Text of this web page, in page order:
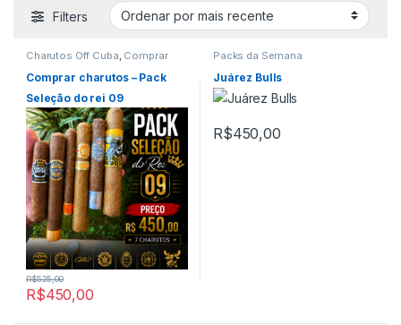
Filters
Charutos Off Cuba, Comprar
Destaque
Comprar Charutos Online,
Destaques ,Packs da Semana
Packs e Kits,Primeira Página
Seleção do REI,The King of
Cigar,Todos Produtos
Comprar charutos – Pack
Seleção do rei 09
R$450,00
R$525,00
Packs da Semana
Juárez Bulls
R$450,00